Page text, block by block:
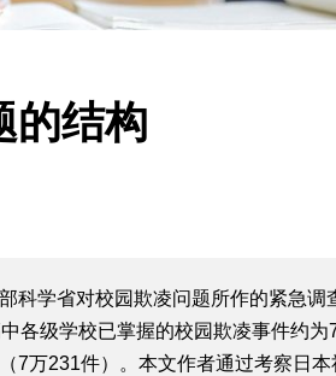
的结构
科学省对校园欺凌问题所作的紧急调
各级学校已掌握的校园欺凌事件约为
7万231件）。本文作者通过考察日本